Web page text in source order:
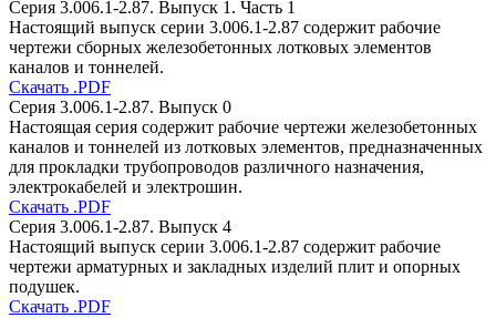
Серия 3.006.1-2.87. Выпуск 1. Часть 1
Настоящий выпуск серии 3.006.1-2.87 содержит рабочие
чертежи сборных железобетонных лотковых элементов
каналов и тоннелей.
Скачать .PDF
Серия 3.006.1-2.87. Выпуск 0
Настоящая серия содержит рабочие чертежи железобетонных
каналов и тоннелей из лотковых элементов, предназначенных
для прокладки трубопроводов различного назначения,
электрокабелей и электрошин.
Скачать .PDF
Серия 3.006.1-2.87. Выпуск 4
Настоящий выпуск серии 3.006.1-2.87 содержит рабочие
чертежи арматурных и закладных изделий плит и опорных
подушек.
Скачать .PDF